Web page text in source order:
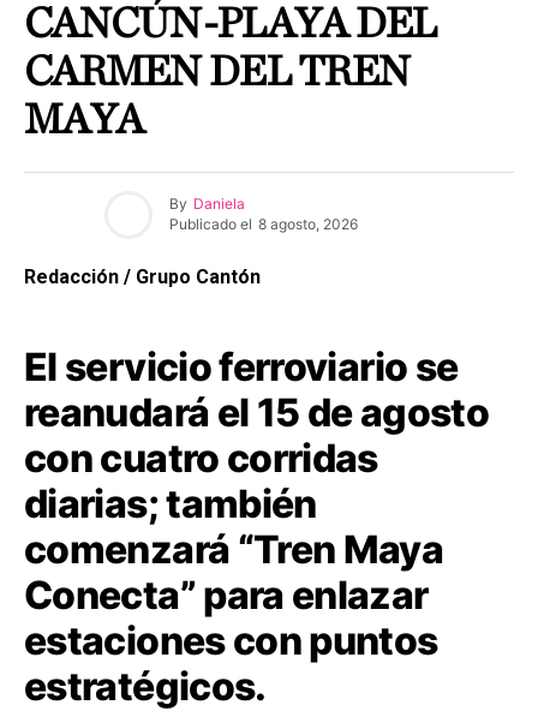
CANCÚN-PLAYA DEL
CARMEN DEL TREN
MAYA
By Daniela
Publicado el 8 agosto, 2026
Redacción / Grupo Cantón
El servicio ferroviario se
reanudará el 15 de agosto
con cuatro corridas
diarias; también
comenzará “Tren Maya
Conecta” para enlazar
estaciones con puntos
estratégicos.